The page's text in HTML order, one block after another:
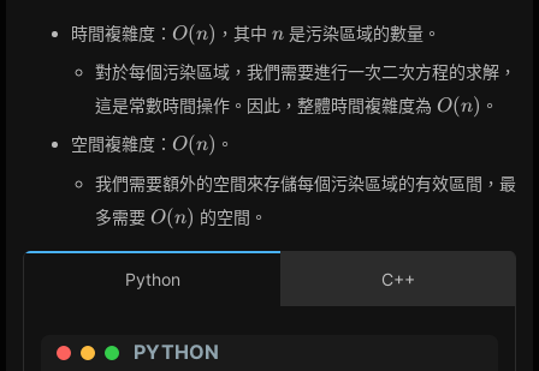
時間複雜度： O(n)
O(n) ，其中n
n 是污染區域的數量。
對於每個污染區域，我們需要進行一次二次方程的求解，
這是常數時間操作。因此，整體時間複雜度為 O(n)
O(n) 。
空間複雜度： O(n)
O(n) 。
我們需要額外的空間來存儲每個污染區域的有效區間，最
多需要 O(n)
O(n) 的空間。
Python C++
PYTHON